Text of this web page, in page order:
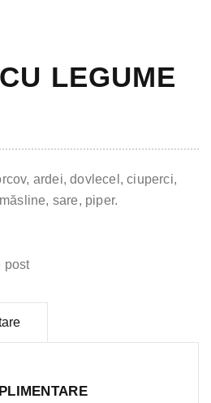
LEGUME
ardei, dovlecel, ciuperci,
sare, piper.
post